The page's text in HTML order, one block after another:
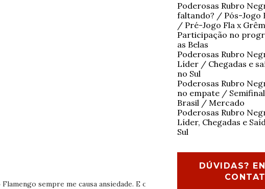
sempre me causa ansiedade. E o
Poderosas Rubro
faltando? / Pós-Jogo
/ Pré-Jogo Fla x
Participação no
as Belas
Poderosas Rubro
Líder / Chegadas e
no Sul
Poderosas Rubro
no empate /
Brasil / Mercado
Poderosas Rubro
Líder, Chegadas e
Sul
DÚVIDAS?